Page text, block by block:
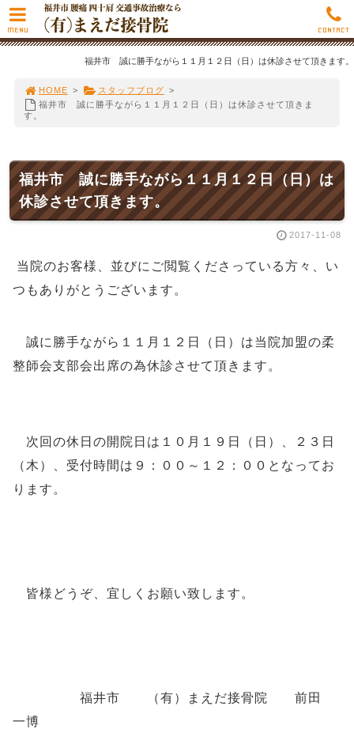
福井市 誠に勝手ながら１１月１２日（日）は休診させて頂きます。
HOME > スタッフブログ >
福井市 誠に勝手ながら１１月１２日（日）は休診させて頂きま
す。
福井市 誠に勝手ながら１１月１２日（日）は
休診させて頂きます。
2017-11-08
当院のお客様、並びにご閲覧くださっている方々、い
つもありがとうございます。
誠に勝手ながら１１ 月１２ 日（日）は当院加盟の柔
整師会支部会出席の為休診させて頂きます。
次回の休日の開院日は１０ 月１９日（日）、２３日
（木）、受付時間は９：００～１２：００となってお
ります。
皆様どうぞ、宜しくお願い致します。
福井市 （有）まえだ接骨院 前田
一博
MENU CONTACT